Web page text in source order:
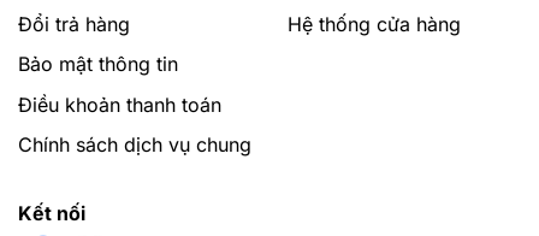
Đổi trả hàng
Bảo mật thông tin
Điều khoản thanh toán
Chính sách dịch vụ chung
Hệ thống cửa hàng
Kết nối